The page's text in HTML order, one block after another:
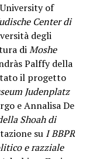
of
Center di
degli
diMoshe
Palffy della
il progetto
Judenplatz
e Annalisa De
Shoah di
su I BBPR
e razziale